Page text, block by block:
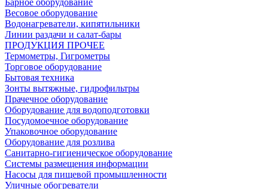
Барное оборудование
Весовое оборудование
Водонагреватели, кипятильники
Линии раздачи и салат-бары
ПРОДУКЦИЯ ПРОЧЕЕ
Термометры, Гигрометры
Торговое оборудование
Бытовая техника
Зонты вытяжные, гидрофильтры
Прачечное оборудование
Оборудование для водоподготовки
Посудомоечное оборудование
Упаковочное оборудование
Оборудование для розлива
Санитарно-гигиеническое оборудование
Системы размещения информации
Насосы для пищевой промышленности
Уличные обогреватели